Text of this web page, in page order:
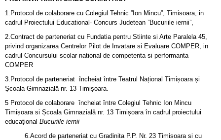
1.Protocol de colaborare cu Colegiul Tehnic ”Ion Mincu”, Timisoara, in
cadrul Proiectului Educational- Concurs Judetean ”Bucuriile iernii”,
2.Contract de parteneriat cu Fundatia pentru Stiinte si Arte Paralela 45,
privind organizarea Centrelor Pilot de Invatare si Evaluare COMPER, in
cadrul Concursului scolar national de competenta si performanta
COMPER
3.Protocol de parteneriat încheiat între Teatrul Național Timișoara și
Școala Gimnazială nr. 13 Timișoara.
5 Protocol de colaborare încheiat între Colegiul Tehnic Ion Mincu
Timișoara si Școala Gimnazială nr. 13 Timișoara în cadrul proiectului
educațional Bucuriile iernii
6.Acord de parteneriat cu Gradinita P.P. Nr. 23 Timisoara si cu